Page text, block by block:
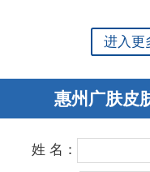
进入
惠州广肤皮
姓 名：